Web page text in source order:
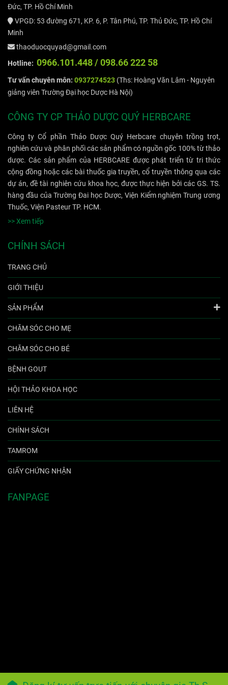
Đức, TP. Hồ Chí Minh
VPGD: 53 đường 671, KP. 6, P. Tân Phú, TP. Thủ Đức, TP. Hồ Chí
Minh
thaoduocquyad@gmail.com
Hotline: 0966.101.448 /098.66 222 58
Tư vấn chuyên môn: 0937274523 (Ths: Hoàng Văn Lâm - Nguyên
giảng viên Trường Đại học Dược Hà Nội)
CÔNG TY CP THẢO DƯỢC QUÝ HERBCARE
Công ty Cổ phần Thảo Dược Quý Herbcare chuyên trồng trọt,
nghiên cứu và phân phối các sản phẩm có nguồn gốc 100% từ thảo
dược. Các sản phẩm của HERBCARE được phát triển từ tri thức
cộng đồng hoặc các bài thuốc gia truyền, cổ truyền thông qua các
dự án, đề tài nghiên cứu khoa học, được thực hiện bởi các GS. TS.
hàng đầu của Trường Đai học Dược, Viện Kiểm nghiệm Trung ương
Thuốc, Viện Pasteur TP. HCM.
>> Xem tiếp
CHÍNH SÁCH
TRANG CHỦ
GIỚI THIỆU
SẢN PHẨM
CHĂM SÓC CHO MẸ
CHĂM SÓC CHO BÉ
BỆNH GOUT
HỘI THẢO KHOA HỌC
LIÊN HỆ
CHÍNH SÁCH
TAMROM
GIẤY CHỨNG NHẬN
FANPAGE